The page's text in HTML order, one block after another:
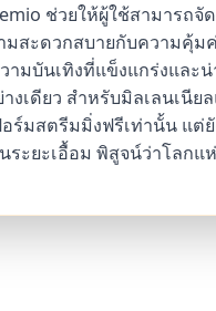
ช่วยให้ผู้ใช้สามารถ
มสะดวกสบายกับความคุ้ม
ามบันเทิงที่แข็งแกร่งและ
างเดียว สำหรับมิลเลนเนี
ร์มสตรีมมิ่งฟรีเท่านั้น แ
ระยะเอื้อม พิสูจน์ว่าโลกแ